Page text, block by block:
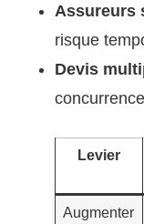
Assureurs
risque
Devis
Levier
Augmenter